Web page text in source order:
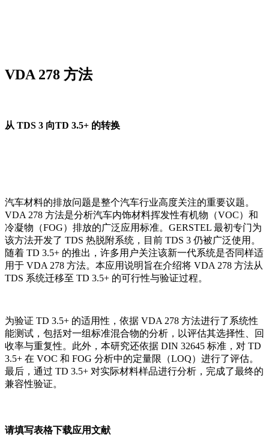
VDA 278 方法
从 TDS 3 向TD 3.5+ 的转换
汽车材料的排放问题是整个汽车行业高度关注的重要议题。
VDA 278 方法是分析汽车内饰材料挥发性有机物（VOC）和
冷凝物（FOG）排放的广泛应用标准。GERSTEL 最初专门为
该方法开发了 TDS 热脱附系统，目前 TDS 3 仍被广泛使用。
随着 TD 3.5+ 的推出，许多用户关注该新一代系统是否同样适
用于 VDA 278 方法。本应用说明旨在介绍将 VDA 278 方法从
TDS 系统迁移至 TD 3.5+ 的可行性与验证过程。
为验证 TD 3.5+ 的适用性，依据 VDA 278 方法进行了系统性
能测试，包括对一组标准混合物的分析，以评估其选择性、回
收率与重复性。此外，本研究还依据 DIN 32645 标准，对 TD
3.5+ 在 VOC 和 FOG 分析中的定量限（LOQ）进行了评估。
最后，通过 TD 3.5+ 对实际材料样品进行分析，完成了最终的
兼容性验证。
请填写表格下载应用文献